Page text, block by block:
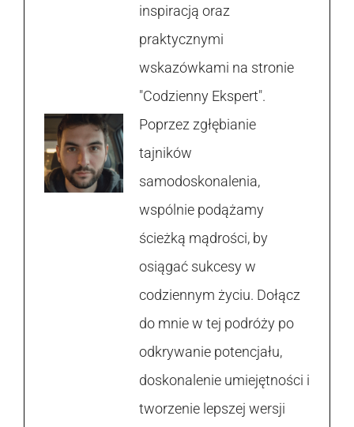
inspiracją oraz
praktycznymi
wskazówkami na stronie
"Codzienny Ekspert".
Poprzez zgłębianie
tajników
samodoskonalenia,
wspólnie podążamy
ścieżką mądrości, by
osiągać sukcesy w
codziennym życiu. Dołącz
do mnie w tej podróży po
odkrywanie potencjału,
doskonalenie umiejętności i
tworzenie lepszej wersji